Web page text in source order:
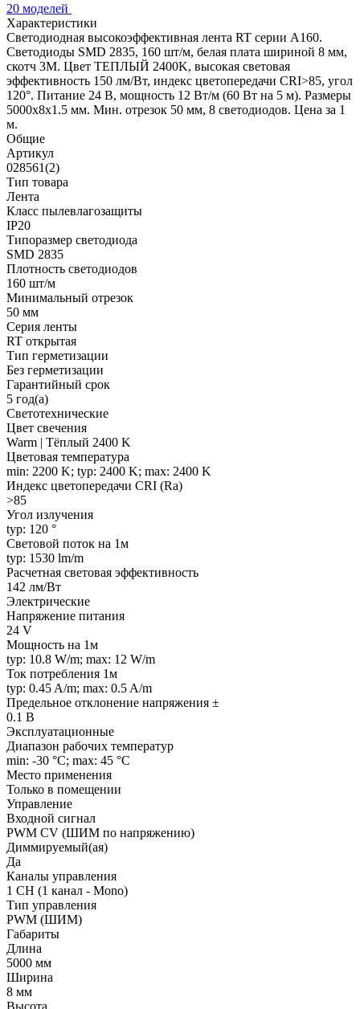
20 моделей
Характеристики
Светодиодная высокоэффективная лента RT серии A160.
Светодиоды SMD 2835, 160 шт/м, белая плата шириной 8 мм,
скотч 3M. Цвет ТЕПЛЫЙ 2400K, высокая световая
эффективность 150 лм/Вт, индекс цветопередачи CRI>85, угол
120°. Питание 24 В, мощность 12 Вт/м (60 Вт на 5 м). Размеры
5000x8x1.5 мм. Мин. отрезок 50 мм, 8 светодиодов. Цена за 1
м.
Общие
Артикул
028561(2)
Тип товара
Лента
Класс пылевлагозащиты
IP20
Типоразмер светодиода
SMD 2835
Плотность светодиодов
160 шт/м
Минимальный отрезок
50 мм
Серия ленты
RT открытая
Тип герметизации
Без герметизации
Гарантийный срок
5 год(а)
Светотехнические
Цвет свечения
Warm | Тёплый 2400 K
Цветовая температура
min: 2200 K; typ: 2400 K; max: 2400 K
Индекс цветопередачи CRI (Ra)
>85
Угол излучения
typ: 120 °
Световой поток на 1м
typ: 1530 lm/m
Расчетная световая эффективность
142 лм/Вт
Электрические
Напряжение питания
24 V
Мощность на 1м
typ: 10.8 W/m; max: 12 W/m
Ток потребления 1м
typ: 0.45 A/m; max: 0.5 A/m
Предельное отклонение напряжения ±
0.1 В
Эксплуатационные
Диапазон рабочих температур
min: -30 °C; max: 45 °C
Место применения
Только в помещении
Управление
Входной сигнал
PWM СV (ШИМ по напряжению)
Диммируемый(ая)
Да
Каналы управления
1 CH (1 канал - Mono)
Тип управления
PWM (ШИМ)
Габариты
Длина
5000 мм
Ширина
8 мм
Высота